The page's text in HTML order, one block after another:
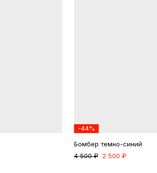
-44%
Бомбер темно-синий
4 500 ₽ 2 500 ₽